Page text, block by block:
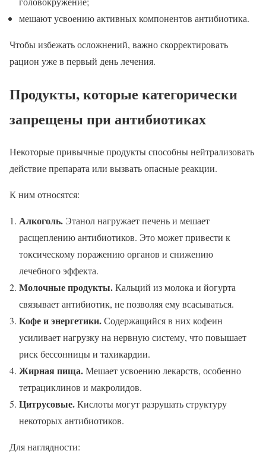
мешают усвоению активных компонентов антибиотика.
Чтобы избежать осложнений, важно скорректировать
рацион уже в первый день лечения.
Продукты, которые категорически
запрещены при антибиотиках
Некоторые привычные продукты способны нейтрализовать
действие препарата или вызвать опасные реакции.
К ним относятся:
Алкоголь. Этанол нагружает печень и мешает
расщеплению антибиотиков. Это может привести к
токсическому поражению органов и снижению
лечебного эффекта.
Молочные продукты.Кальций из молока и йогурта
связывает антибиотик, не позволяя ему всасываться.
Кофе и энергетики.Содержащийся в них кофеин
усиливает нагрузку на нервную систему, что повышает
риск бессонницы и тахикардии.
Жирная пища.Мешает усвоению лекарств, особенно
тетрациклинов и макролидов.
Цитрусовые.Кислоты могут разрушать структуру
некоторых антибиотиков.
Для наглядности: